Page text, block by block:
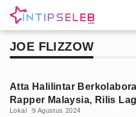
JOE FLIZZOW
Atta Halilintar
Rapper Malaysia, Rilis
Lokal 9 Agustus 2024